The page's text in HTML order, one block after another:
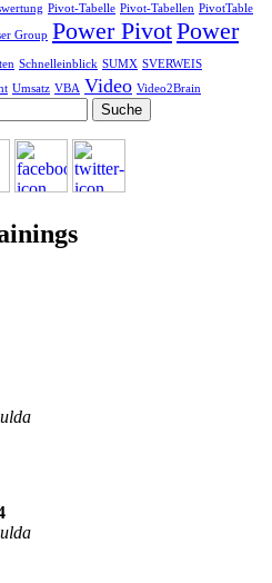
Pivot-Tabelle Pivot-Tabellen PivotTable
Group Power PivotPower
Schnelleinblick SUMX SVERWEIS
Umsatz VBA Video Video2Brain